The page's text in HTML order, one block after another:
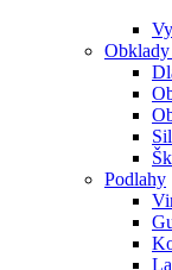
Podlahy